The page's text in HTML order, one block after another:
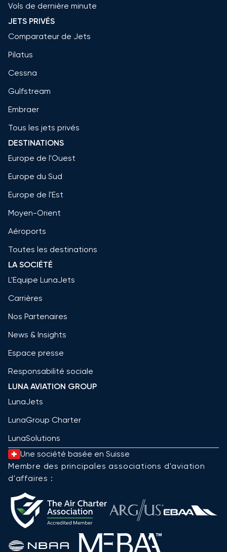
Vols de dernière minute
JETS PRIVÉS
Comparateur de Jets
Pilatus
Cessna
Gulfstream
Embraer
Tous les jets privés
DESTINATIONS
Europe de l'Ouest
Europe du Sud
Europe de l'Est
Moyen-Orient
Aéroports
Toutes les destinations
LA SOCIÉTÉ
L'Equipe LunaJets
Carrières
Nos Partenaires
News & Insights
Espace presse
Responsabilité sociale
LUNA AVIATION GROUP
LunaJets
LunaGroup Charter
LunaSolutions
Une société basée en Suisse
Membre des principales associations d'aviation
d'affaires :